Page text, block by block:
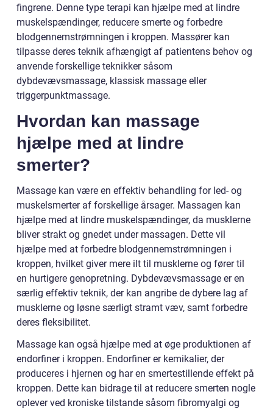
fingrene. Denne type terapi kan hjælpe med at lindre
muskelspændinger, reducere smerte og forbedre
blodgennemstrømningen i kroppen. Massører kan
tilpasse deres teknik afhængigt af patientens behov og
anvende forskellige teknikker såsom
dybdevævsmassage, klassisk massage eller
triggerpunktmassage.
Hvordan kan massage
hjælpe med at lindre
smerter?
Massage kan være en effektiv behandling for led- og
muskelsmerter af forskellige årsager. Massagen kan
hjælpe med at lindre muskelspændinger, da musklerne
bliver strakt og gnedet under massagen. Dette vil
hjælpe med at forbedre blodgennemstrømningen i
kroppen, hvilket giver mere ilt til musklerne og fører til
en hurtigere genopretning. Dybdevævsmassage er en
særlig effektiv teknik, der kan angribe de dybere lag af
musklerne og løsne særligt stramt væv, samt forbedre
deres fleksibilitet.
Massage kan også hjælpe med at øge produktionen af
endorfiner i kroppen. Endorfiner er kemikalier, der
produceres i hjernen og har en smertestillende effekt på
kroppen. Dette kan bidrage til at reducere smerten nogle
oplever ved kroniske tilstande såsom fibromyalgi og